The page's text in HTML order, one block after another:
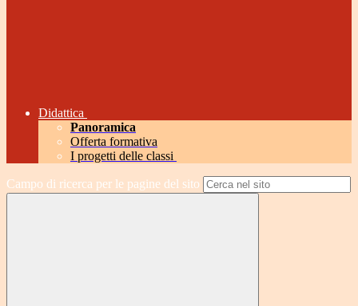
Didattica
Panoramica
Offerta formativa
I progetti delle classi
Campo di ricerca per le pagine del sito